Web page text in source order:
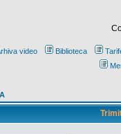
video Biblioteca